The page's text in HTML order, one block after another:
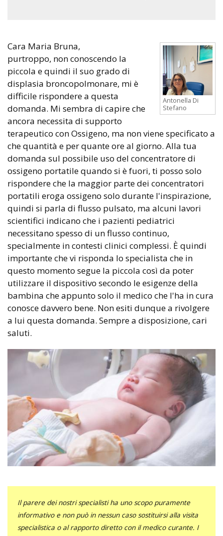
Antonella Di
Stefano
Cara Maria Bruna,
purtroppo, non conoscendo la
piccola e quindi il suo grado di
displasia broncopolmonare, mi è
difficile rispondere a questa
domanda. Mi sembra di capire che
ancora necessita di supporto
terapeutico con Ossigeno, ma non viene specificato a
che quantità e per quante ore al giorno. Alla tua
domanda sul possibile uso del concentratore di
ossigeno portatile quando si è fuori, ti posso solo
rispondere che la maggior parte dei concentratori
portatili eroga ossigeno solo durante l'inspirazione,
quindi si parla di flusso pulsato, ma alcuni lavori
scientifici indicano che i pazienti pediatrici
necessitano spesso di un flusso continuo,
specialmente in contesti clinici complessi. È quindi
importante che vi risponda lo specialista che in
questo momento segue la piccola così da poter
utilizzare il dispositivo secondo le esigenze della
bambina che appunto solo il medico che l'ha in cura
conosce davvero bene. Non esiti dunque a rivolgere
a lui questa domanda. Sempre a disposizione, cari
saluti.
Il parere dei nostri specialisti ha uno scopo puramente
informativo e non può in nessun caso sostituirsi alla visita
specialistica o al rapporto diretto con il medico curante. I